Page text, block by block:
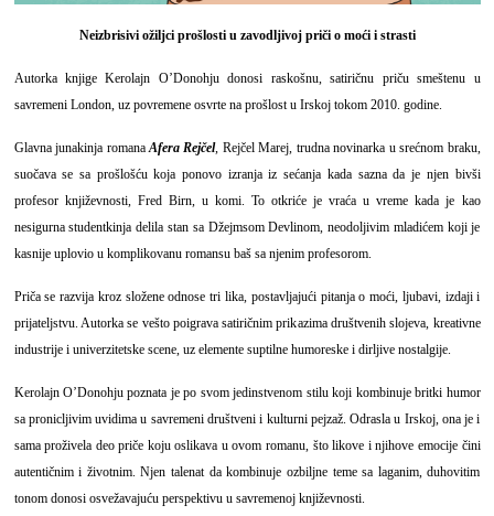
Neizbrisivi ožiljci prošlosti u zavodljivoj priči o moći i strasti
Autorka knjige Kerolajn OʼDonohju donosi raskošnu, satiričnu priču smeštenu u
savremeni London, uz povremene osvrte na prošlost u Irskoj tokom 2010. godine.
Glavna junakinja romana Afera Rejčel, Rejčel Marej, trudna novinarka u srećnom braku,
suočava se sa prošlošću koja ponovo izranja iz sećanja kada sazna da je njen bivši
profesor književnosti, Fred Birn, u komi. To otkriće je vraća u vreme kada je kao
nesigurna studentkinja delila stan sa Džejmsom Devlinom, neodoljivim mladićem koji je
kasnije uplovio u komplikovanu romansu baš sa njenim profesorom.
Priča se razvija kroz složene odnose tri lika, postavljajući pitanja o moći, ljubavi, izdaji i
prijateljstvu. Autorka se vešto poigrava satiričnim prikazima društvenih slojeva, kreativne
industrije i univerzitetske scene, uz elemente suptilne humoreske i dirljive nostalgije.
Kerolajn OʼDonohju poznata je po svom jedinstvenom stilu koji kombinuje britki humor
sa pronicljivim uvidima u savremeni društveni i kulturni pejzaž. Odrasla u Irskoj, ona je i
sama proživela deo priče koju oslikava u ovom romanu, što likove i njihove emocije čini
autentičnim i životnim. Njen talenat da kombinuje ozbiljne teme sa laganim, duhovitim
tonom donosi osvežavajuću perspektivu u savremenoj književnosti.